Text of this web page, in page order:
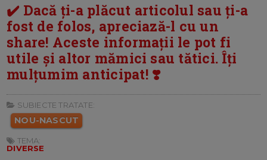
✔️ Dacă ți-a plăcut articolul sau ți-a
fost de folos, apreciază-l cu un
share! Aceste informații le pot fi
utile și altor mămici sau tătici. Îți
mulțumim anticipat! ❣️
SUBIECTE TRATATE:
NOU-NASCUT
TEMA:
DIVERSE